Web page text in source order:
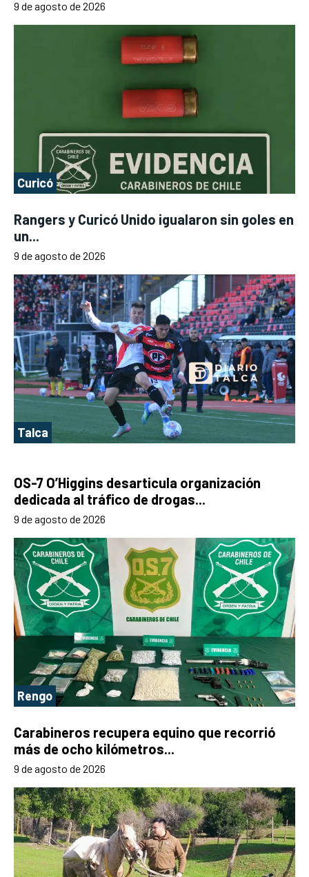
9 de agosto de 2026
Curicó
Rangers y Curicó Unido igualaron sin goles en
un...
9 de agosto de 2026
Talca
OS-7 O’Higgins desarticula organización
dedicada al tráfico de drogas...
9 de agosto de 2026
Rengo
Carabineros recupera equino que recorrió
más de ocho kilómetros...
9 de agosto de 2026